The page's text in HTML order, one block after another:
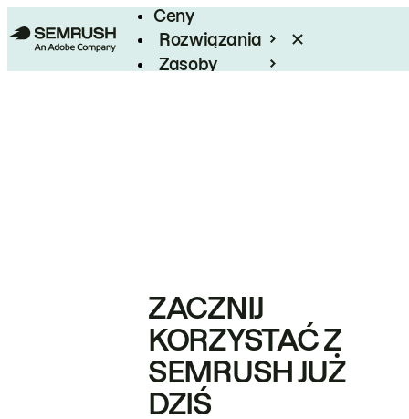
Ceny
Rozwiązania
Zasoby
ZACZNIJ
KORZYSTAĆ Z
SEMRUSH JUŻ
DZIŚ